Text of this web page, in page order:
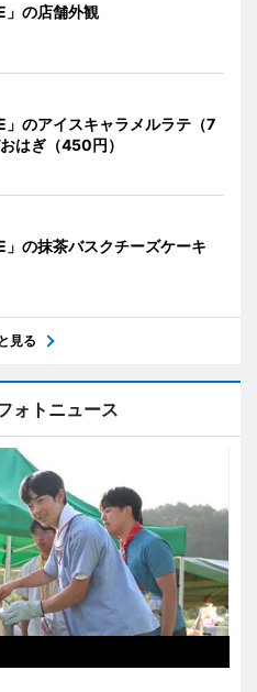
」の店舗外観
」のアイスキャラメルラテ（7
はぎ（450円）
」の抹茶バスクチーズケーキ
見る
ォトニュース